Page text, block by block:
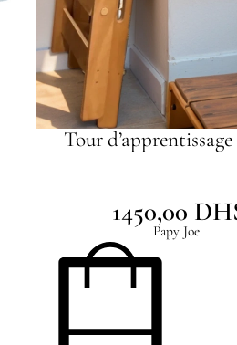
Tour
Papy Joe
1450,00